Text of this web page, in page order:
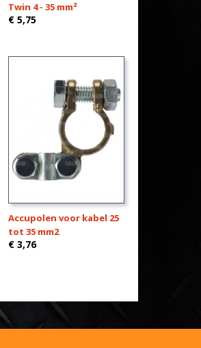
Twin 4 - 35 mm²
€ 5,75
Accupolen voor kabel 25
tot 35 mm2
€ 3,76